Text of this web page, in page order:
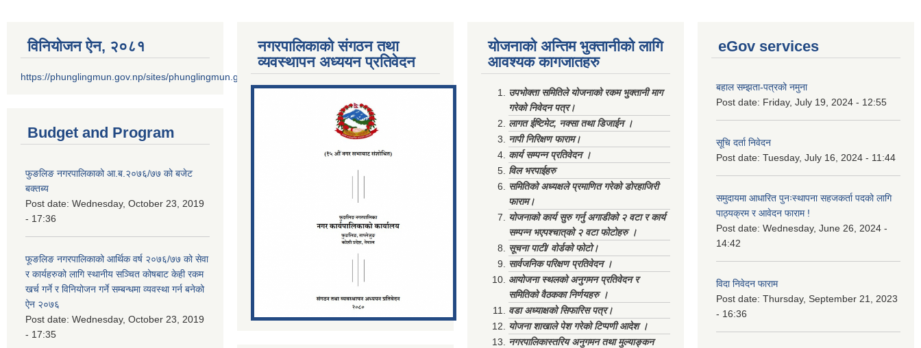
विनियोजन ऐन‚ २०८१
https://phunglingmun.gov.np/sites/phunglingmun.gov.np/files/documents/Al...
Budget and Program
फुङलिङ नगरपालिकाको आ.ब.२०७६/७७ को बजेट
बक्तब्य
Post date: Wednesday, October 23, 2019
- 17:36
फूङलिङ नगरपालिकाको आर्थिक वर्ष २०७६/७७ को सेवा
र कार्यहरुको लागि स्थानीय सञ्चित कोषबाट केही रकम
खर्च गर्ने र विनियोजन गर्ने सम्बन्धमा व्यवस्था गर्न बनेको
ऐन २०७६
Post date: Wednesday, October 23, 2019
- 17:35
नगरपालिकाको संगठन तथा
व्यवस्थापन अध्ययन प्रतिवेदन
योजनाको अन्तिम भुक्तानीको लागि
आवश्यक कागजातहरु
उपभोक्ता समितिले योजनाको रकम भुक्तानी माग
गरेको निवेदन पत्र।
लागत ईष्टिमेट, नक्सा तथा डिजाईन ।
नापी निरिक्षण फाराम।
कार्य सम्पन्न प्रतिवेदन ।
विल भरपाईहरु
समितिको अध्यक्षले प्रमाणित गरेको डोरहाजिरी
फाराम।
योजनाको कार्य सुरु गर्नु अगाडीको २ वटा र कार्य
सम्पन्न भएपश्चात्‌को २ वटा फोटोहरु ।
सूचना पाटी/ वोर्डको फोटो।
सार्वजनिक परिक्षण प्रतिवेदन ।
आयोजना स्थलको अनुगमन प्रतिवेदन र
समितिको वैठकका निर्णयहरु ।
वडा अध्याक्षको सिफारिस पत्र।
योजना शाखाले पेश गरेको टिप्पणी आदेश ।
नगरपालिकास्तरिय अनुगमन तथा मुल्याङ्कन
eGov services
बहाल सम्झता-पत्रको नमुना
Post date: Friday, July 19, 2024 - 12:55
सूचि दर्ता निवेदन
Post date: Tuesday, July 16, 2024 - 11:44
समुदायमा आधारित पुनःस्थापना सहजकर्ता पदको लागि
पाठ्यक्रम र आवेदन फाराम !
Post date: Wednesday, June 26, 2024 -
14:42
विदा निवेदन फाराम
Post date: Thursday, September 21, 2023
- 16:36